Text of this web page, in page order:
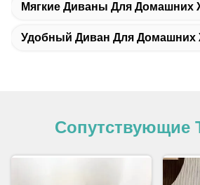
Мягкие Диваны Для Домашних
Удобный Диван Для
Сопутствующие